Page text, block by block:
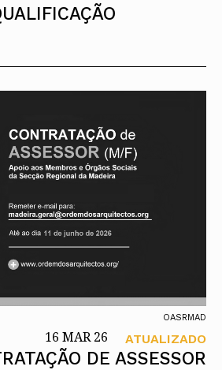
OASRMAD
16 MAR 26 ATUALIZADO
DE ASSESSOR